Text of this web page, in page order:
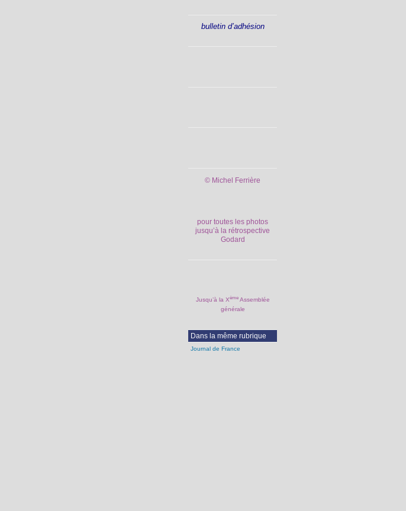
bulletin d’adhésion
© Michel Ferrière
pour toutes les photos
jusqu’à la rétrospective
Godard
Jusqu’à la XèmeAssemblée
générale
Dans la même rubrique
Journal de France